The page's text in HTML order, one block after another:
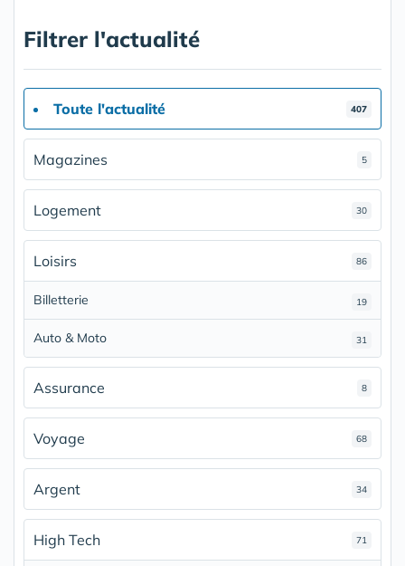
Filtrer l'actualité
Toute l'actualité 407
Magazines 5
Logement 30
Loisirs 86
Billetterie 19
Auto & Moto 31
Assurance 8
Voyage 68
Argent 34
High Tech 71